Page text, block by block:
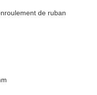
de ruban